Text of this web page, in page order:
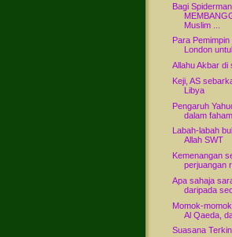
Bagi Spiderman
Muslim ...
Para
London
Allahu Akbar di
Keji, AS
Libya
Pengaruh
dalam
Labah-labah
Allah SWT
Kemenangan
perjuangan
Apa sahaja
daripada
Momok-
Al Qaeda,
Suasana